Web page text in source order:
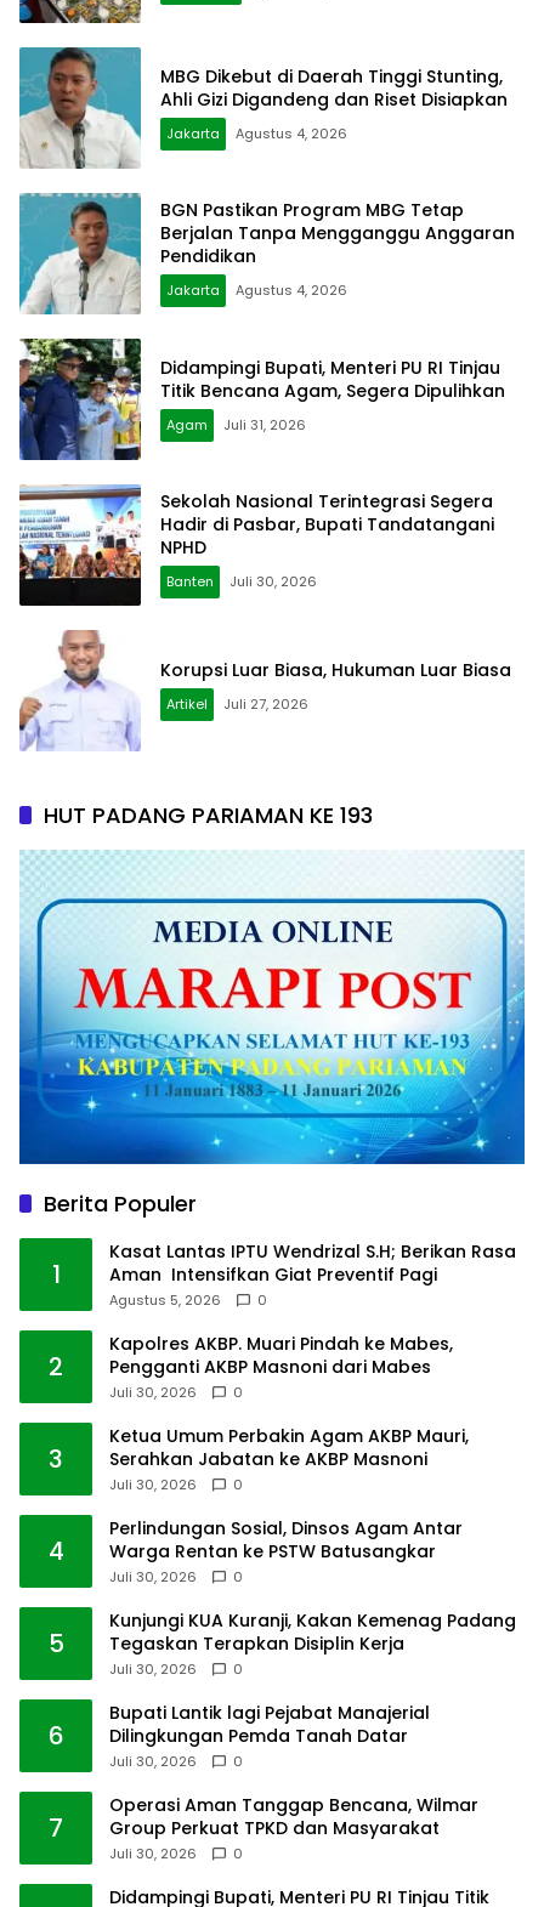
MBG Dikebut di Daerah Tinggi Stunting,
Ahli Gizi Digandeng dan Riset Disiapkan
Jakarta Agustus 4, 2026
BGN Pastikan Program MBG Tetap
Berjalan Tanpa Mengganggu Anggaran
Pendidikan
Jakarta Agustus 4, 2026
Didampingi Bupati, Menteri PU RI Tinjau
Titik Bencana Agam, Segera Dipulihkan
Agam Juli 31, 2026
Sekolah Nasional Terintegrasi Segera
Hadir di Pasbar, Bupati Tandatangani
NPHD
Banten Juli 30, 2026
Korupsi Luar Biasa, Hukuman Luar Biasa
Artikel Juli 27, 2026
HUT PADANG PARIAMAN KE 193
Berita Populer
1
Kasat Lantas IPTU Wendrizal S.H; Berikan Rasa
Aman Intensifkan Giat Preventif Pagi
Agustus 5, 2026 0
2
Kapolres AKBP. Muari Pindah ke Mabes,
Pengganti AKBP Masnoni dari Mabes
Juli 30, 2026 0
3
Ketua Umum Perbakin Agam AKBP Mauri,
Serahkan Jabatan ke AKBP Masnoni
Juli 30, 2026 0
4
Perlindungan Sosial, Dinsos Agam Antar
Warga Rentan ke PSTW Batusangkar
Juli 30, 2026 0
5
Kunjungi KUA Kuranji, Kakan Kemenag Padang
Tegaskan Terapkan Disiplin Kerja
Juli 30, 2026 0
6
Bupati Lantik lagi Pejabat Manajerial
Dilingkungan Pemda Tanah Datar
Juli 30, 2026 0
7
Operasi Aman Tanggap Bencana, Wilmar
Group Perkuat TPKD dan Masyarakat
Juli 30, 2026 0
Didampingi Bupati, Menteri PU RI Tinjau Titik